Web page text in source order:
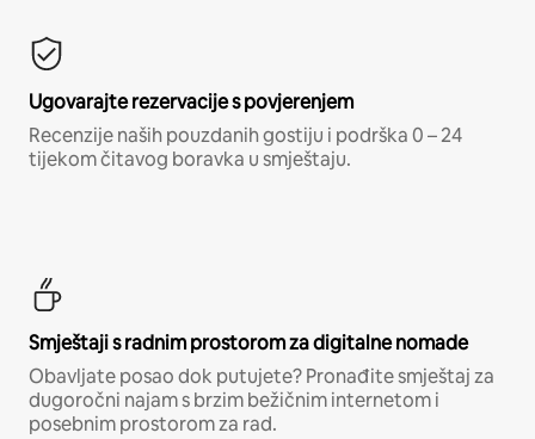
Ugovarajte rezervacije s povjerenjem
Recenzije naših pouzdanih gostiju i podrška 0 – 24
tijekom čitavog boravka u smještaju.
Smještaji s radnim prostorom za digitalne nomade
Obavljate posao dok putujete? Pronađite smještaj za
dugoročni najam s brzim bežičnim internetom i
posebnim prostorom za rad.